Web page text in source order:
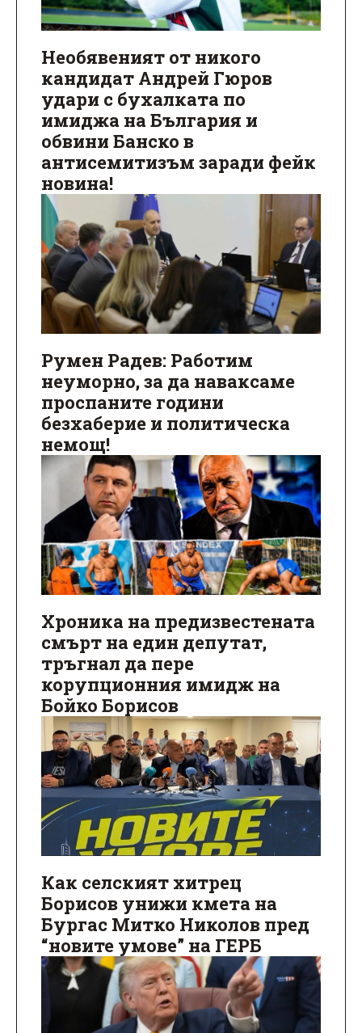
Необявеният от никого
кандидат Андрей Гюров
удари с бухалката по
имиджа на България и
обвини Банско в
антисемитизъм заради фейк
новина!
Румен Радев: Работим
неуморно, за да наваксаме
проспаните години
безхаберие и политическа
немощ!
Хроника на предизвестената
смърт на един депутат,
тръгнал да пере
корупционния имидж на
Бойко Борисов
Как селският хитрец
Борисов унижи кмета на
Бургас Митко Николов пред
“новите умове” на ГЕРБ